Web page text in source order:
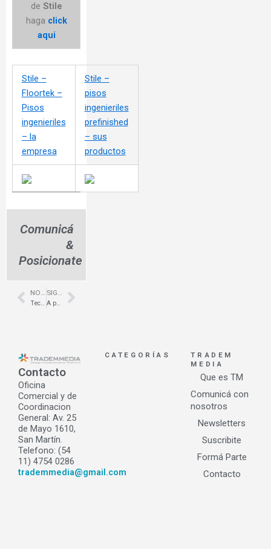
de Stile
haga click
aqui
Stile –
Floortek –
Pisos
ingenieriles
– la
empresa
Stile –
pisos
ingenieriles
prefinished
– sus
productos
Comunicá
&
Posicionate
Prev Next
Contacto
Oficina
Comercial y de
Coordinacion
General: Av. 25
de Mayo 1610,
San Martín.
Telefono: (54
11) 4754 0286
trademmedia@gmail.com
CATEGORÍAS
TRADEM
MEDIA
Que es TM
Comunicá con
nosotros
Newsletters
Suscribite
Formá Parte
Contacto